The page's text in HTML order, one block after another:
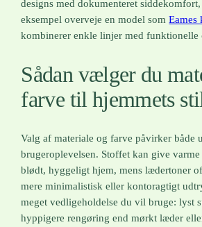
designs med dokumenteret
eksempel overveje en model somEames
kombinerer enkle linjer med funktionelle
Sådan vælger du
farve til hjemmets
Valg af materiale og farve påvirker både
brugeroplevelsen. Stoffet kan give
blødt, hyggeligt hjem, mens lædertoner
mere minimalistisk eller kontoragtigt
meget vedligeholdelse du vil bruge: lyst
hyppigere rengøring end mørkt læder